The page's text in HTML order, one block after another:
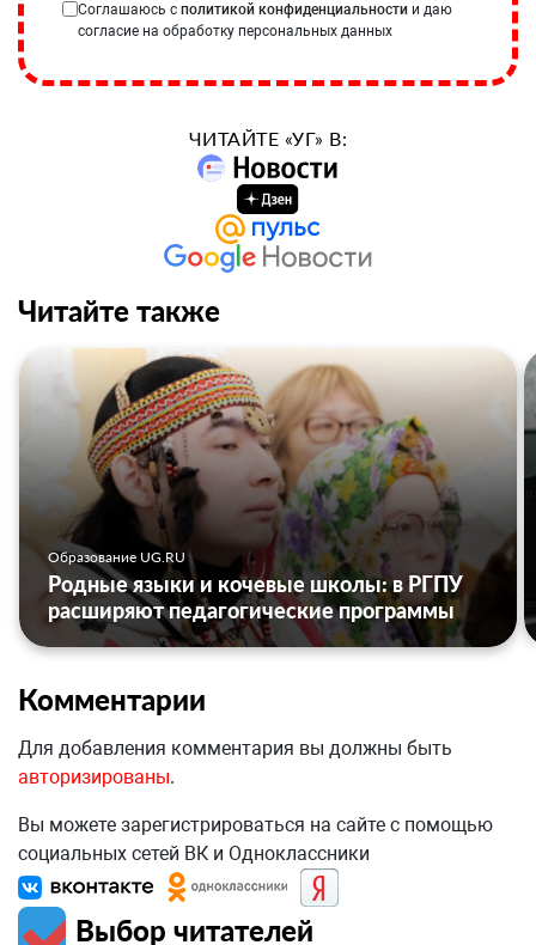
Соглашаюсь с политикой конфиденциальности и даю
согласие на обработку персональных данных
ЧИТАЙТЕ «УГ» В:
Читайте также
Образование UG.RU
Родные языки и кочевые школы: в РГПУ
расширяют педагогические программы
Комментарии
Для добавления комментария вы должны быть
авторизированы.
Вы можете зарегистрироваться на сайте с помощью
социальных сетей ВК и Одноклассники
Выбор читателей